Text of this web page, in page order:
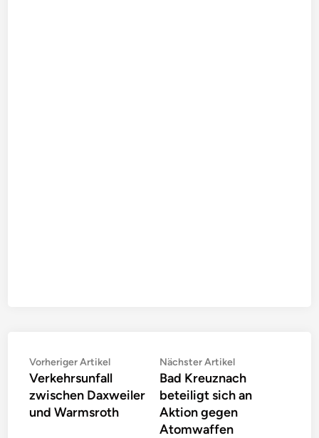
Beitragsnavigation
Vorheriger ArtikelVorheriger
Artikel:
Verkehrsunfall
zwischen Daxweiler
und Warmsroth
Nächster ArtikelNächster
Artikel:
Bad Kreuznach
beteiligt sich an
Aktion gegen
Atomwaffen